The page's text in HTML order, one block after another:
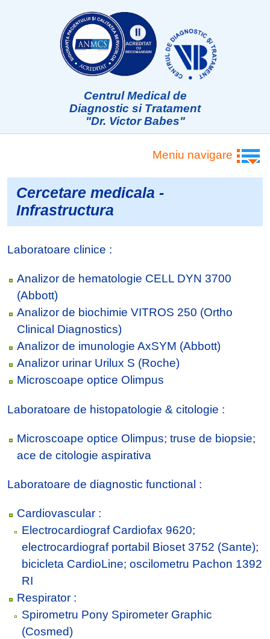
Centrul Medical de
Diagnostic si Tratament
"Dr. Victor Babes"
Meniu navigare
Cercetare medicala -
Infrastructura
Laboratoare clinice :
Analizor de hematologie CELL DYN 3700
(Abbott)
Analizor de biochimie VITROS 250 (Ortho
Clinical Diagnostics)
Analizor de imunologie AxSYM (Abbott)
Analizor urinar Urilux S (Roche)
Microscoape optice Olimpus
Laboratoare de histopatologie & citologie :
Microscoape optice Olimpus; truse de biopsie;
ace de citologie aspirativa
Laboratoare de diagnostic functional :
Cardiovascular :
Electrocardiograf Cardiofax 9620;
electrocardiograf portabil Bioset 3752 (Sante);
bicicleta CardioLine; oscilometru Pachon 1392
RI
Respirator :
Spirometru Pony Spirometer Graphic
(Cosmed)